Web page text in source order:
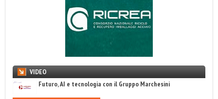
VIDEO
Futuro, AI e tecnologia con il Gruppo Marchesini